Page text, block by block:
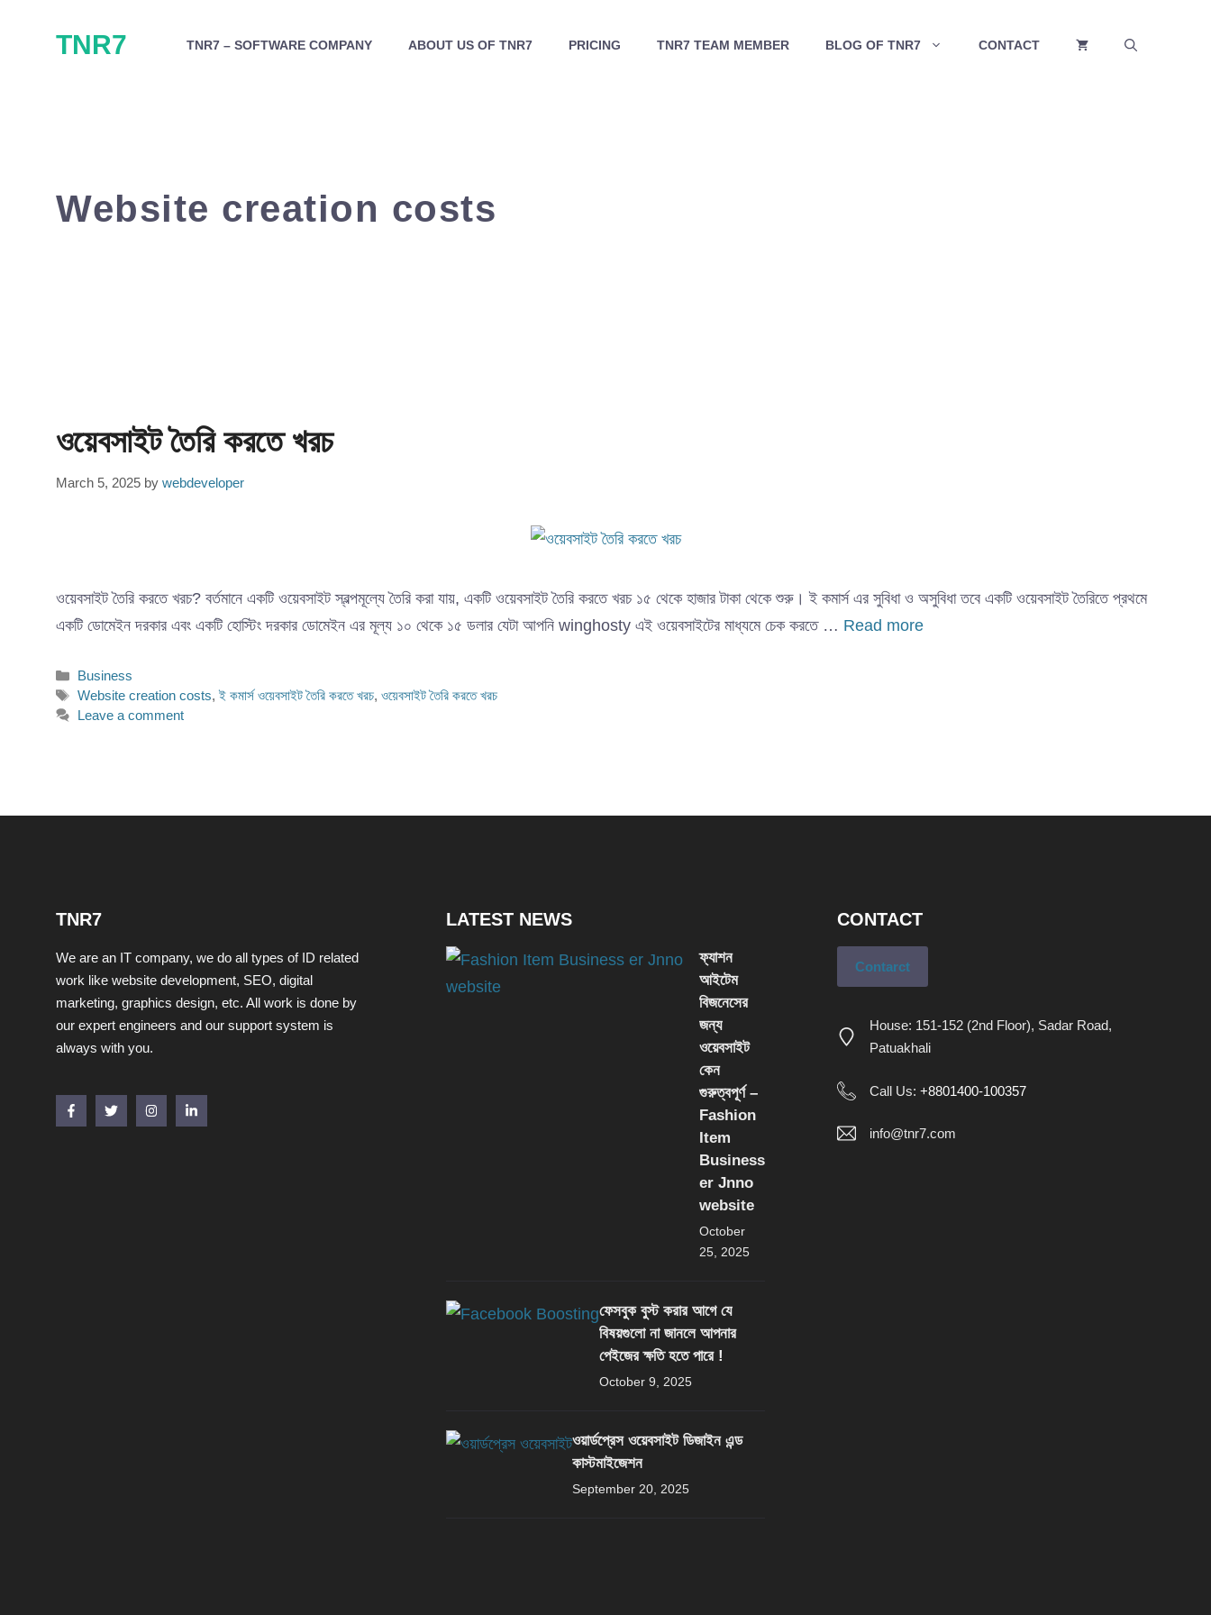
TNR7 TNR7 – SOFTWARE COMPANY ABOUT US OF TNR7 PRICING TNR7 TEAM MEMBER BLOG OF TNR7 CONTACT
Website creation costs
ওয়েবসাইট তৈরি করতে খরচ
March 5, 2025 by webdeveloper
ওয়েবসাইট তৈরি করতে খরচ? বর্তমানে একটি ওয়েবসাইট স্বল্পমূল্যে তৈরি করা যায়, একটি ওয়েবসাইট তৈরি করতে খরচ ১৫ থেকে হাজার টাকা থেকে শুরু। ই কমার্স এর সুবিধা ও অসুবিধা তবে একটি ওয়েবসাইট তৈরিতে প্রথমে
একটি ডোমেইন দরকার এবং একটি হোস্টিং দরকার ডোমেইন এর মূল্য ১০ থেকে ১৫ ডলার যেটা আপনি winghosty এই ওয়েবসাইটের মাধ্যমে চেক করতে … Read more
Categories
Business
Tags
Website creation costs,ই কমার্স ওয়েবসাইট তৈরি করতে খরচ,ওয়েবসাইট তৈরি করতে খরচ
Leave a comment
TNR7
We are an IT company, we do all types of ID related
work like website development, SEO, digital
marketing, graphics design, etc. All work is done by
our expert engineers and our support system is
always with you.
LATEST NEWS
ফ্যাশন
আইটেম
বিজনেসের
জন্য
ওয়েবসাইট
কেন
গুরুত্বপূর্ণ –
Fashion
Item
Business
er Jnno
website
October
25, 2025
ফেসবুক বুস্ট করার আগে যে
বিষয়গুলো না জানলে আপনার
পেইজের ক্ষতি হতে পারে !
October 9, 2025
ওয়ার্ডপ্রেস ওয়েবসাইট ডিজাইন এন্ড
কাস্টমাইজেশন
September 20, 2025
CONTACT
Contarct
House: 151-152 (2nd Floor), Sadar Road,
Patuakhali
Call Us: +8801400-100357
info@tnr7.com